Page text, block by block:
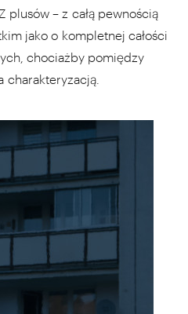
plusów – z całą pewnością
jako o kompletnej całości
chociażby pomiędzy
charakteryzacją.